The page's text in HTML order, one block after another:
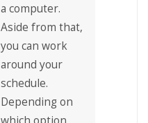
a computer.
Aside from that,
you can work
around your
schedule.
Depending on